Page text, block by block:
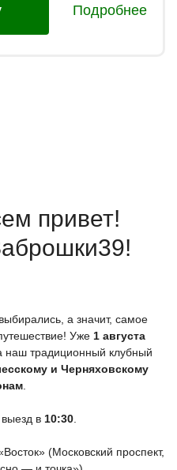
Подробнее
привет!
а значит, самое
Уже 1 августа
наш традиционный клубный
и Черняховскому
.
, выезд в 10:30
» (Московский проспект,